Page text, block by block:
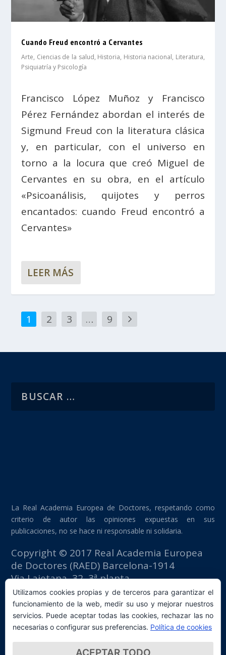
Cuando Freud encontró a Cervantes
Arte, Ciencias de la salud, Historia, Historia nacional, Literatura,
Psiquiatría y Psicología
Francisco López Muñoz y Francisco
Pérez Fernández abordan el interés de
Sigmund Freud con la literatura clásica
y, en particular, con el universo en
torno a la locura que creó Miguel de
Cervantes en su obra, en el artículo
«Psicoanálisis, quijotes y perros
encantados: cuando Freud encontró a
Cervantes»
LEER MÁS
1 2 3 … 9
La Real Academia Europea de Doctores, respetando como
criterio de autor las opiniones expuestas en sus
publicaciones, no se hace ni responsable ni solidaria.
Copyright © 2017 Real Academia Europea
de Doctores (RAED) Barcelona-1914
Via Laietana, 32, 3ª planta
Edificio Fomento del Trabajo
08003 Barcelona (España)
tlf: +34 93 667 40 54
secretaria@raed.academy
Contacto y suscripción Newsletter
Utilizamos cookies propias y de terceros para garantizar el
funcionamiento de la web, medir su uso y mejorar nuestros
servicios. Puede aceptar todas las cookies, rechazar las no
necesarias o configurar sus preferencias. Política de cookies